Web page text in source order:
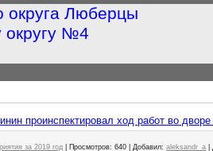
округа Люберцы
округу №4
проинспектировал ход работ во
за 2019 год Просмотров: 640 Добавил: aleksandr_a